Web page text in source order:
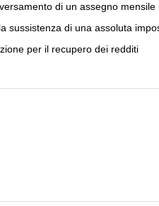
di un assegno
di una assoluta
per il recupero dei redditi